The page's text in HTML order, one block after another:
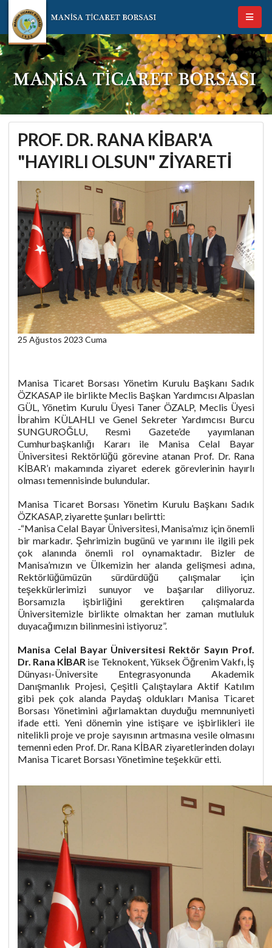
PROF. DR. RANA KİBAR'A
"HAYIRLI OLSUN" ZİYARETİ
25 Ağustos 2023 Cuma
Manisa Ticaret Borsası Yönetim Kurulu Başkanı Sadık
ÖZKASAP ile birlikte Meclis Başkan Yardımcısı Alpaslan
GÜL, Yönetim Kurulu Üyesi Taner ÖZALP, Meclis Üyesi
İbrahim KÜLAHLI ve Genel Sekreter Yardımcısı Burcu
SUNGUROĞLU, Resmi Gazete’de yayımlanan
Cumhurbaşkanlığı Kararı ile Manisa Celal Bayar
Üniversitesi Rektörlüğü görevine atanan Prof. Dr. Rana
KİBAR’ı makamında ziyaret ederek görevlerinin hayırlı
olması temennisinde bulundular.
Manisa Ticaret Borsası Yönetim Kurulu Başkanı Sadık
ÖZKASAP, ziyarette şunları belirtti:
-“Manisa Celal Bayar Üniversitesi, Manisa’mız için önemli
bir markadır. Şehrimizin bugünü ve yarınını ile ilgili pek
çok alanında önemli rol oynamaktadır. Bizler de
Manisa’mızın ve Ülkemizin her alanda gelişmesi adına,
Rektörlüğümüzün sürdürdüğü çalışmalar için
teşekkürlerimizi sunuyor ve başarılar diliyoruz.
Borsamızla işbirliğini gerektiren çalışmalarda
Üniversitemizle birlikte olmaktan her zaman mutluluk
duyacağımızın bilinmesini istiyoruz”.
Manisa Celal Bayar Üniversitesi Rektör Sayın Prof.
Dr. Rana KİBAR ise Teknokent, Yüksek Öğrenim Vakfı, İş
Dünyası-Üniversite Entegrasyonunda Akademik
Danışmanlık Projesi, Çeşitli Çalıştaylara Aktif Katılım
gibi pek çok alanda Paydaş oldukları Manisa Ticaret
Borsası Yönetimini ağırlamaktan duyduğu memnuniyeti
ifade etti. Yeni dönemin yine istişare ve işbirlikleri ile
nitelikli proje ve proje sayısının artmasına vesile olmasını
temenni eden Prof. Dr. Rana KİBAR ziyaretlerinden dolayı
Manisa Ticaret Borsası Yönetimine teşekkür etti.